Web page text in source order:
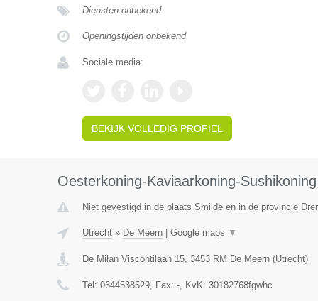
Diensten onbekend
Openingstijden onbekend
Sociale media:
BEKIJK VOLLEDIG PROFIEL
Oesterkoning-Kaviaarkoning-Sushikoning
Niet gevestigd in de plaats Smilde en in de provincie
Utrecht» De Meern| Google maps ▼
De Milan Viscontilaan 15, 3453 RM De Meern(Utrecht)
Tel: 0644538529, Fax: -, KvK: 30182768fgwhc